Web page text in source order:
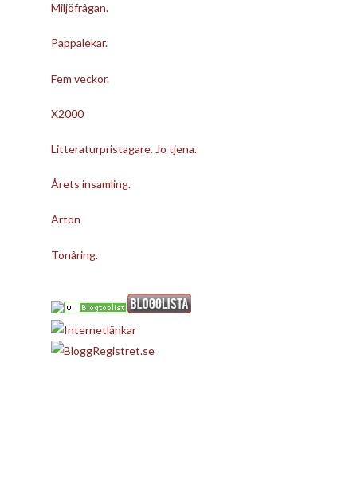
Miljöfrågan.
Pappalekar.
Fem veckor.
X2000
Litteraturpristagare. Jo tjena.
Årets insamling.
Arton
Tonåring.